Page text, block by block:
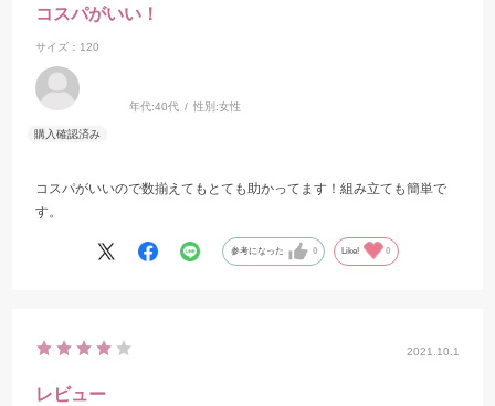
コスパがいい！
サイズ：120
年代:40代 性別:女性
コスパがいいので数揃えてもとても助かってます！組み立ても簡単で
す。
参考になった 0 Like! 0
2021.10.1
レビュー